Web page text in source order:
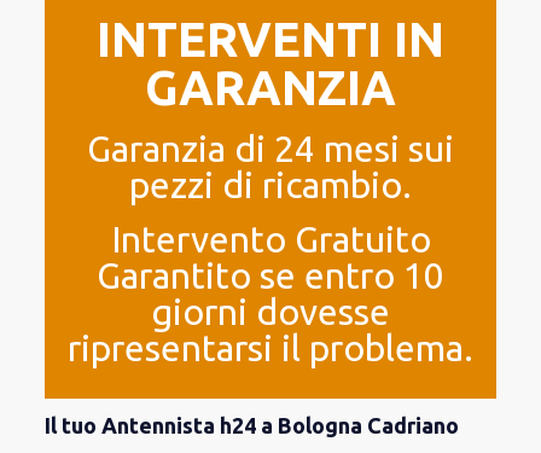
INTERVENTI IN
GARANZIA
Garanzia di 24 mesi sui
pezzi di ricambio.
Intervento Gratuito
Garantito se entro 10
giorni dovesse
ripresentarsi il problema.
Il tuo Antennista h24 a Bologna Cadriano